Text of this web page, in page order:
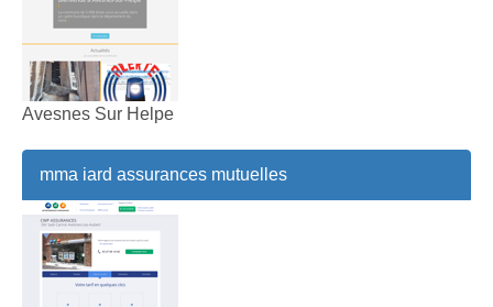
Avesnes Sur Helpe
mma iard assurances mutuelles